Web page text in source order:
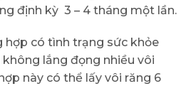
định kỳ 3 – 4 tháng một lần.
có tình trạng sức khỏe
lắng đọng nhiều vôi
này có thể lấy vôi răng 6